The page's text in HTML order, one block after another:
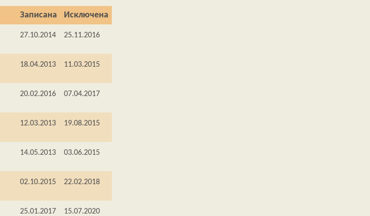
Записана Исключена
27.10.2014 25.11.2016
18.04.2013 11.03.2015
20.02.2016 07.04.2017
12.03.2013 19.08.2015
14.05.2013 03.06.2015
02.10.2015 22.02.2018
25.01.2017 15.07.2020